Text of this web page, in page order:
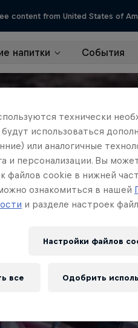
content from United States of
напитки События
технически
будут использоваться
или аналогичные
и персонализации. Вы
файлов cookie в нижней
ознакомиться в нашей
и разделе настроек
Настройки файлов
все Одобрить